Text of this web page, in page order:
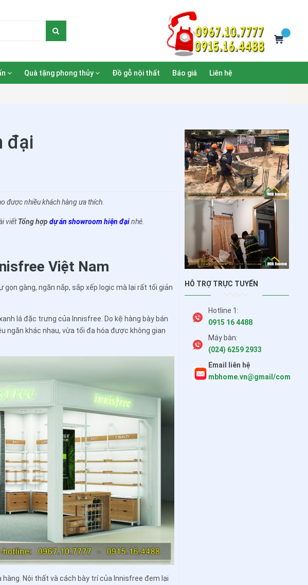
Quà tặng phong thủy Đồ gỗ nội thất Báo giá Liên hệ
đại
được nhiều khách hàng ưa thích.
viếtTổng hợpdự án showroom hiện đạinhé.
Việt Nam
gàng, ngăn nắp, sắp xếp logic mà lại rất tối giản
lá đặc trưng của Innisfree. Do kệ hàng bày bán
ngăn khác nhau, vừa tối đa hóa được không gian
Nội thất và cách bày trí của Innisfree đem lại
HỖ TRỢ TRỰC TUYẾN
Hotline 1:
0915 16 4488
Máy bàn:
(024) 6259 2933
Email liên hệ
mbhome.vn@gmail/com